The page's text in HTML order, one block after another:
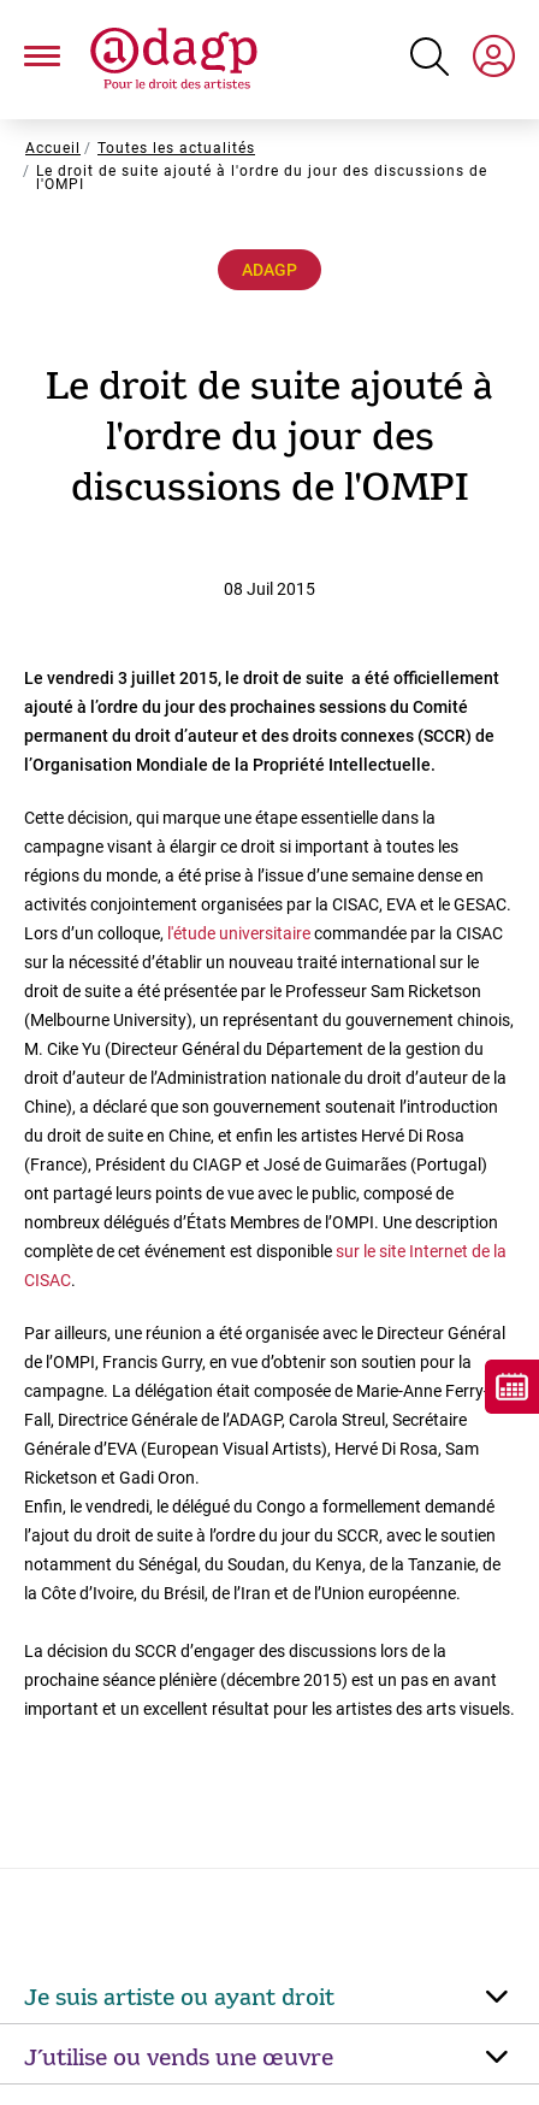
contenu
Fil
d'Ariane
Accueil
Toutes les actualités
Le droit de suite ajouté à l'ordre du jour des discussions de
l'OMPI
ADAGP
Le droit de suite ajouté à
l'ordre du jour des
discussions de l'OMPI
08 Juil 2015
Le vendredi 3 juillet 2015, le droit de suite a été officiellement
ajouté à l’ordre du jour des prochaines sessions du Comité
permanent du droit d’auteur et des droits connexes (SCCR) de
l’Organisation Mondiale de la Propriété Intellectuelle.
Cette décision, qui marque une étape essentielle dans la
campagne visant à élargir ce droit si important à toutes les
régions du monde, a été prise à l’issue d’une semaine dense en
activités conjointement organisées par la CISAC, EVA et le GESAC.
Lors d’un colloque, l'étude universitairecommandée par la CISAC
sur la nécessité d’établir un nouveau traité international sur le
droit de suite a été présentée par le Professeur Sam Ricketson
(Melbourne University), un représentant du gouvernement chinois,
M. Cike Yu (Directeur Général du Département de la gestion du
droit d’auteur de l’Administration nationale du droit d’auteur de la
Chine), a déclaré que son gouvernement soutenait l’introduction
du droit de suite en Chine, et enfin les artistes Hervé Di Rosa
(France), Président du CIAGP et José de Guimarães (Portugal)
ont partagé leurs points de vue avec le public, composé de
nombreux délégués d’États Membres de l’OMPI. Une description
complète de cet événement est disponiblesur le site Internet de la
CISAC.
Par ailleurs, une réunion a été organisée avec le Directeur Général
de l’OMPI, Francis Gurry, en vue d’obtenir son soutien pour la
campagne. La délégation était composée de Marie-Anne Ferry-
Fall, Directrice Générale de l’ADAGP, Carola Streul, Secrétaire
Générale d’EVA (European Visual Artists), Hervé Di Rosa, Sam
Ricketson et Gadi Oron.
Enfin, le vendredi, le délégué du Congo a formellement demandé
l’ajout du droit de suite à l’ordre du jour du SCCR, avec le soutien
notamment du Sénégal, du Soudan, du Kenya, de la Tanzanie, de
la Côte d’Ivoire, du Brésil, de l’Iran et de l’Union européenne.
La décision du SCCR d’engager des discussions lors de la
prochaine séance plénière (décembre 2015) est un pas en avant
important et un excellent résultat pour les artistes des arts visuels.
Je suis artiste ou ayant droit
J’utilise ou vends une œuvre